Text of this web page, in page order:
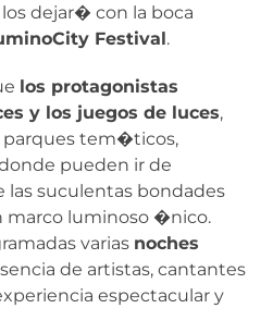
dejar� con la boca
Festival.
los protagonistas
y los juegos de luces,
tem�ticos,
pueden ir de
las suculentas bondades
luminoso �nico.
varias noches
de artistas, cantantes
espectacular y